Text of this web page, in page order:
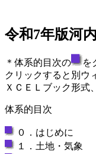
令和7年版河
＊体系的目次の
を
クリックすると別ウ
ＸＣＥＬブック形式
体系的目次
０．はじめに
１．土地・気象